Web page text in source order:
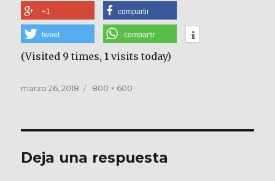
+1 compartir
tweet compartir
(Visited 9 times, 1 visits today)
Publicado
marzo 26, 2018
Tamaño
800 × 600
Deja una respuesta